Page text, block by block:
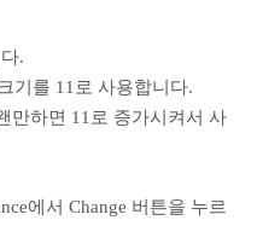
.
기를 11로 사용합니다.
만하면 11로 증가시켜서 사
에서 Change 버튼을 누르